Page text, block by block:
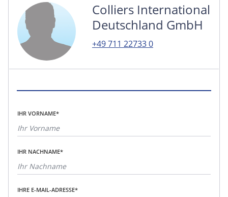
Colliers International
Deutschland GmbH
+49 711 22733 0
IHR VORNAME*
IHR NACHNAME*
IHRE E-MAIL-ADRESSE*